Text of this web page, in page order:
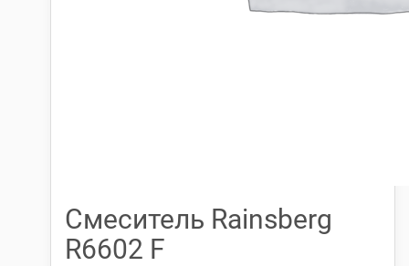
Смеситель Rainsberg
R6602 F